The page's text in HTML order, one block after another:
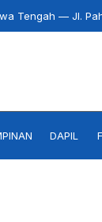
Tengah — Jl.
DAPIL